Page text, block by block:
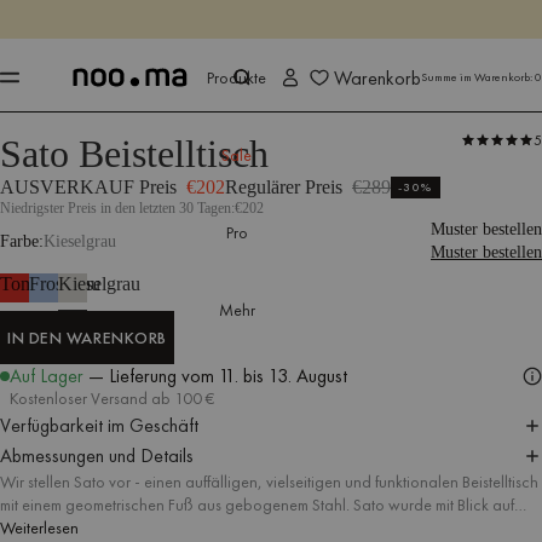
Jetzt shoppen
Produkte
Sale
Pro
Mehr
WarenkorbSumme im Warenkorb:0
Produkte Tische Beistelltische
Sato Beistelltisch 5
AUSVERKAUF Preis €202Regulärer Preis €289 -30%
Niedrigster Preis in den letzten 30 Tagen:€202
Farbe Kieselgrau
Muster bestellen
Muster bestellen
Tomatenrot
Frostblau
Kieselgrau
IN DEN WARENKORB
Auf Lager — Lieferung vom 11. bis 13. August
Kostenloser Versand ab 100 €
Verfügbarkeit im Geschäft
Abmessungen und Details
Wir stellen Sato vor - einen auffälligen, vielseitigen und funktionalen Beistelltisch
mit einem geometrischen Fuß aus gebogenem Stahl. Sato wurde mit Blick auf
Komfort und Stil entworfen und lässt sich mühelos von deinem
Weiterlesen